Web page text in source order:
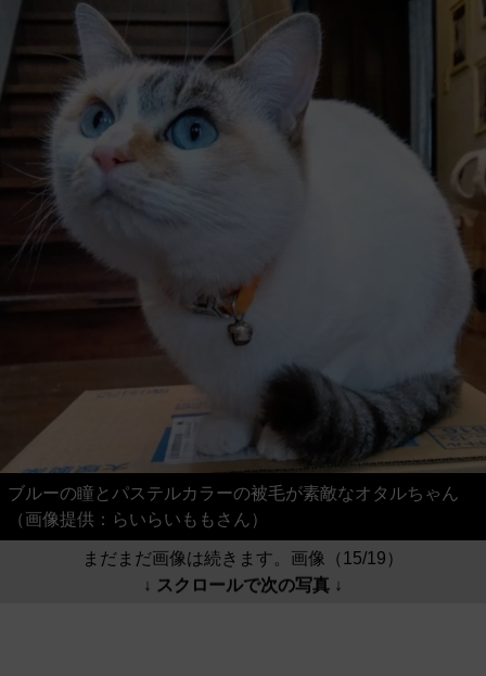
ブルーの瞳とパステルカラーの被毛が素敵なオタルちゃん
（画像提供：らいらいももさん）
まだまだ画像は続きます。画像（15/19）
↓ スクロールで次の写真 ↓